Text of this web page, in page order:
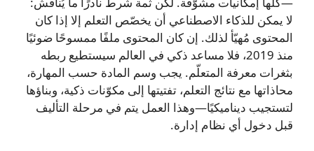
لا يمكن للذكاء الاصطناعي أن يخصّص التعلم إلا إذا كان
المحتوى مُهيّأ لذلك. إن كان المحتوى ملفًا ممسوحًا ضوئيًا
منذ 2019، فلا مساعد ذكي في العالم سيستطيع ربطه
بثغرات معرفة المتعلّم. يجب وسم المادة حسب المهارة،
محاذاتها مع نتائج التعلم، تفتيتها إلى مكوّنات ذكية، وبناؤها
لتستجيب ديناميكيًا—وهذا العمل يتم في مرحلة التأليف
قبل دخول أي نظام إدارة.